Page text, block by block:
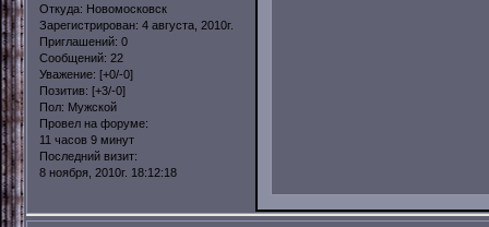
Откуда: Новомосковск
Зарегистрирован: 4 августа, 2010г.
Приглашений: 0
Сообщений: 22
Уважение: [+0/-0]
Позитив: [+3/-0]
Пол: Мужской
Провел на форуме:
11 часов 9 минут
Последний визит:
8 ноября, 2010г. 18:12:18